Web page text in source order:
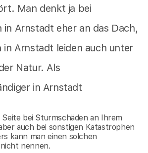
Man denkt ja bei
in Arnstadt eher an das Dach,
in Arnstadt leiden auch unter
Natur. Als
in Arnstadt
bei Sturmschäden an Ihrem
auch bei sonstigen Katastrophen
kann man einen solchen
nennen.